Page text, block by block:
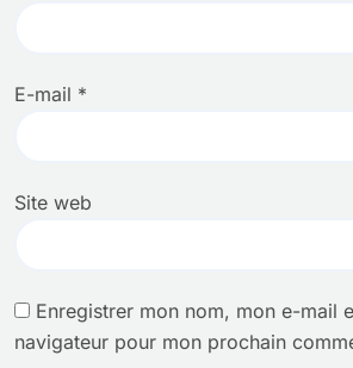
E-mail *
Site web
Enregistrer mon nom, mon e-mail
navigateur pour mon prochain